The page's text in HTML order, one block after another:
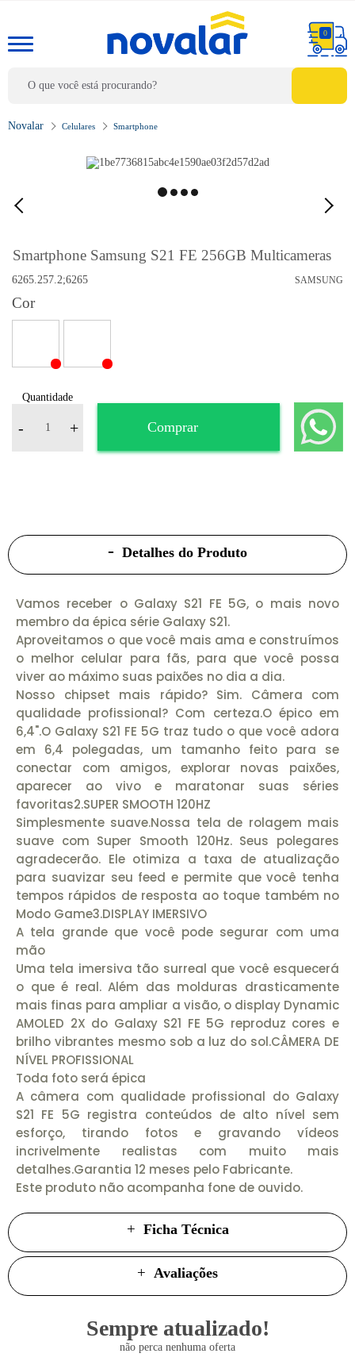
0
Celulares Smartphone
Smartphone Samsung S21 FE 256GB Multicameras
SAMSUNG
6265.257.2;6265
Cor
Quantidade
- + Comprar
Detalhes do Produto
Vamos receber o Galaxy S21 FE 5G, o mais novo
membro da épica série Galaxy S21.
Aproveitamos o que você mais ama e construímos
o melhor celular para fãs, para que você possa
viver ao máximo suas paixões no dia a dia.
Nosso chipset mais rápido? Sim. Câmera com
qualidade profissional? Com certeza.O épico em
6,4".O Galaxy S21 FE 5G traz tudo o que você adora
em 6,4 polegadas, um tamanho feito para se
conectar com amigos, explorar novas paixões,
aparecer ao vivo e maratonar suas séries
favoritas2.SUPER SMOOTH 120HZ
Simplesmente suave.Nossa tela de rolagem mais
suave com Super Smooth 120Hz. Seus polegares
agradecerão. Ele otimiza a taxa de atualização
para suavizar seu feed e permite que você tenha
tempos rápidos de resposta ao toque também no
Modo Game3.DISPLAY IMERSIVO
A tela grande que você pode segurar com uma
mão
Uma tela imersiva tão surreal que você esquecerá
o que é real. Além das molduras drasticamente
mais finas para ampliar a visão, o display Dynamic
AMOLED 2X do Galaxy S21 FE 5G reproduz cores e
brilho vibrantes mesmo sob a luz do sol.CÂMERA DE
NÍVEL PROFISSIONAL
Toda foto será épica
A câmera com qualidade profissional do Galaxy
S21 FE 5G registra conteúdos de alto nível sem
esforço, tirando fotos e gravando vídeos
incrivelmente realistas com muito mais
detalhes.Garantia 12 meses pelo Fabricante.
Este produto não acompanha fone de ouvido.
Ficha Técnica
Avaliações
Sempre atualizado!
não perca nenhuma oferta